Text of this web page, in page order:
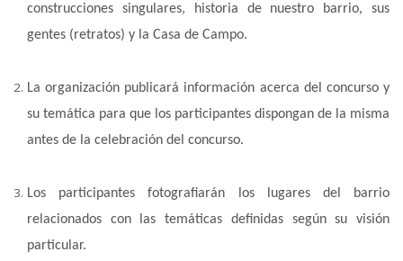
construcciones singulares, historia de nuestro barrio, sus
gentes (retratos) y la Casa de Campo.
La organización publicará información acerca del concurso y
su temática para que los participantes dispongan de la misma
antes de la celebración del concurso.
Los participantes fotografiarán los lugares del barrio
relacionados con las temáticas definidas según su visión
particular.